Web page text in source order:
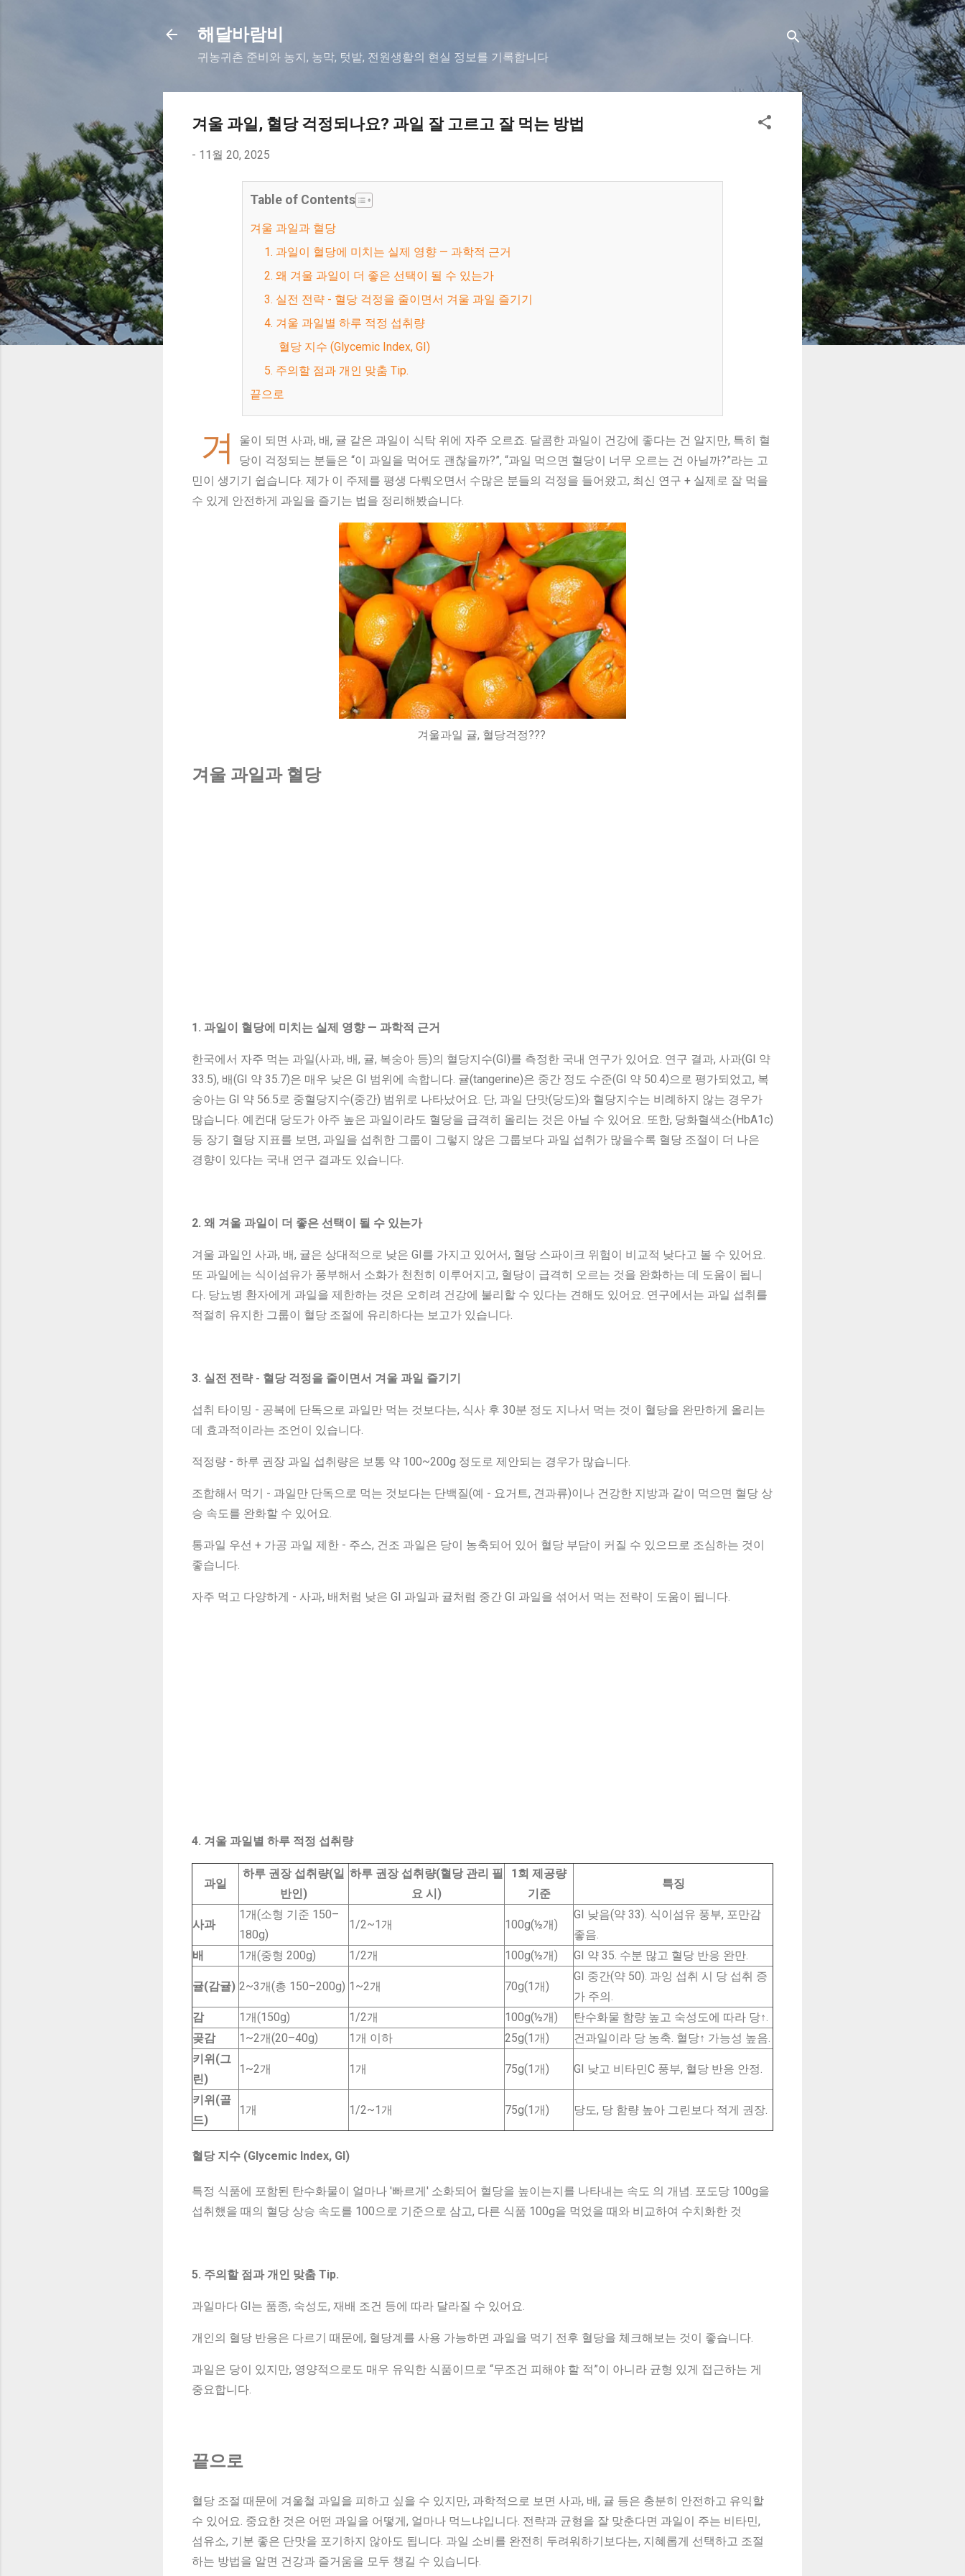
해달바람비
귀농귀촌 준비와 농지, 농막, 텃밭, 전원생활의 현실 정보를 기록합니다
겨울 과일, 혈당 걱정되나요? 과일 잘 고르고 잘 먹는 방법
- 11월 20, 2025
Table of Contents
겨울 과일과 혈당
1. 과일이 혈당에 미치는 실제 영향 — 과학적 근거
2. 왜 겨울 과일이 더 좋은 선택이 될 수 있는가
3. 실전 전략 - 혈당 걱정을 줄이면서 겨울 과일 즐기기
4. 겨울 과일별 하루 적정 섭취량
혈당 지수 (Glycemic Index, GI)
5. 주의할 점과 개인 맞춤 Tip.
끝으로
겨
울이 되면 사과, 배, 귤 같은 과일이 식탁 위에 자주 오르죠. 달콤한 과일이 건강에 좋다는 건 알지만, 특히 혈
당이 걱정되는 분들은 “이 과일을 먹어도 괜찮을까?”, “과일 먹으면 혈당이 너무 오르는 건 아닐까?”라는 고
민이 생기기 쉽습니다. 제가 이 주제를 평생 다뤄오면서 수많은 분들의 걱정을 들어왔고, 최신 연구 + 실제로 잘 먹을
수 있게 안전하게 과일을 즐기는 법을 정리해봤습니다.
겨울과일 귤, 혈당걱정???
겨울 과일과 혈당
1. 과일이 혈당에 미치는 실제 영향 — 과학적 근거
한국에서 자주 먹는 과일(사과, 배, 귤, 복숭아 등)의 혈당지수(GI)를 측정한 국내 연구가 있어요. 연구 결과, 사과(GI 약
33.5), 배(GI 약 35.7)은 매우 낮은 GI 범위에 속합니다. 귤(tangerine)은 중간 정도 수준(GI 약 50.4)으로 평가되었고, 복
숭아는 GI 약 56.5로 중혈당지수(중간) 범위로 나타났어요. 단, 과일 단맛(당도)와 혈당지수는 비례하지 않는 경우가
많습니다. 예컨대 당도가 아주 높은 과일이라도 혈당을 급격히 올리는 것은 아닐 수 있어요. 또한, 당화혈색소(HbA1c)
등 장기 혈당 지표를 보면, 과일을 섭취한 그룹이 그렇지 않은 그룹보다 과일 섭취가 많을수록 혈당 조절이 더 나은
경향이 있다는 국내 연구 결과도 있습니다.
2. 왜 겨울 과일이 더 좋은 선택이 될 수 있는가
겨울 과일인 사과, 배, 귤은 상대적으로 낮은 GI를 가지고 있어서, 혈당 스파이크 위험이 비교적 낮다고 볼 수 있어요.
또 과일에는 식이섬유가 풍부해서 소화가 천천히 이루어지고, 혈당이 급격히 오르는 것을 완화하는 데 도움이 됩니
다. 당뇨병 환자에게 과일을 제한하는 것은 오히려 건강에 불리할 수 있다는 견해도 있어요. 연구에서는 과일 섭취를
적절히 유지한 그룹이 혈당 조절에 유리하다는 보고가 있습니다.
3. 실전 전략 - 혈당 걱정을 줄이면서 겨울 과일 즐기기
섭취 타이밍 - 공복에 단독으로 과일만 먹는 것보다는, 식사 후 30분 정도 지나서 먹는 것이 혈당을 완만하게 올리는
데 효과적이라는 조언이 있습니다.
적정량 - 하루 권장 과일 섭취량은 보통 약 100~200g 정도로 제안되는 경우가 많습니다.
조합해서 먹기 - 과일만 단독으로 먹는 것보다는 단백질(예 - 요거트, 견과류)이나 건강한 지방과 같이 먹으면 혈당 상
승 속도를 완화할 수 있어요.
통과일 우선 + 가공 과일 제한 - 주스, 건조 과일은 당이 농축되어 있어 혈당 부담이 커질 수 있으므로 조심하는 것이
좋습니다.
자주 먹고 다양하게 - 사과, 배처럼 낮은 GI 과일과 귤처럼 중간 GI 과일을 섞어서 먹는 전략이 도움이 됩니다.
4. 겨울 과일별 하루 적정 섭취량
과일
하루 권장 섭취량(일
반인)
하루 권장 섭취량(혈당 관리 필
요 시)
1회 제공량
기준
특징
사과
1개(소형 기준 150–
180g)
1/2~1개 100g(½개)
GI 낮음(약 33). 식이섬유 풍부, 포만감
좋음.
배
1개(중형 200g) 1/2개 100g(½개) GI 약 35. 수분 많고 혈당 반응 완만.
귤(감귤) 2~3개(총 150–200g) 1~2개 70g(1개)
GI 중간(약 50). 과잉 섭취 시 당 섭취 증
가 주의.
감
1개(150g) 1/2개 100g(½개)
탄수화물 함량 높고 숙성도에 따라 당↑.
곶감
1~2개(20–40g) 1개 이하 25g(1개)
건과일이라 당 농축. 혈당↑ 가능성 높음.
키위(그
린)
1~2개 1개 75g(1개) GI 낮고 비타민C 풍부, 혈당 반응 안정.
키위(골
드)
1개 1/2~1개 75g(1개) 당도, 당 함량 높아 그린보다 적게 권장.
혈당 지수 (Glycemic Index, GI)
특정 식품에 포함된 탄수화물이 얼마나 '빠르게' 소화되어 혈당을 높이는지를 나타내는 속도 의 개념. 포도당 100g을
섭취했을 때의 혈당 상승 속도를 100으로 기준으로 삼고, 다른 식품 100g을 먹었을 때와 비교하여 수치화한 것
5. 주의할 점과 개인 맞춤 Tip.
과일마다 GI는 품종, 숙성도, 재배 조건 등에 따라 달라질 수 있어요.
개인의 혈당 반응은 다르기 때문에, 혈당계를 사용 가능하면 과일을 먹기 전후 혈당을 체크해보는 것이 좋습니다.
과일은 당이 있지만, 영양적으로도 매우 유익한 식품이므로 “무조건 피해야 할 적”이 아니라 균형 있게 접근하는 게
중요합니다.
끝으로
혈당 조절 때문에 겨울철 과일을 피하고 싶을 수 있지만, 과학적으로 보면 사과, 배, 귤 등은 충분히 안전하고 유익할
수 있어요. 중요한 것은 어떤 과일을 어떻게, 얼마나 먹느냐입니다. 전략과 균형을 잘 맞춘다면 과일이 주는 비타민,
섬유소, 기분 좋은 단맛을 포기하지 않아도 됩니다. 과일 소비를 완전히 두려워하기보다는, 지혜롭게 선택하고 조절
하는 방법을 알면 건강과 즐거움을 모두 챙길 수 있습니다.